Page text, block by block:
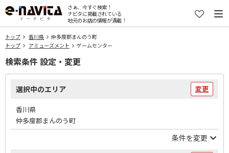
さぁ、今すぐ検索！
ナビタに掲載されている
地元のお店の情報が満載！
トップ 香川県
仲多度郡まんのう町
トップ
アミューズメント ゲームセンター
検索条件 設定・変更
選択中のエリア 変更
香川県
仲多度郡まんのう町
条件を変更